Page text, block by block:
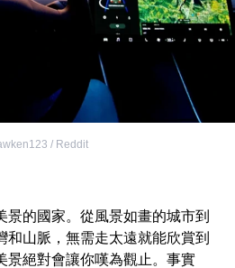
/ Reddit
景的國家。從風景如畫的城市到
和山脈，無需走太遠就能欣賞到
景絕對會讓你嘆為觀止。事實